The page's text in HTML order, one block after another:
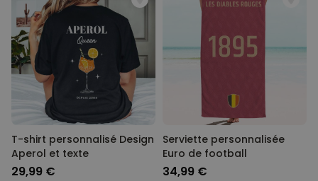
T-shirt personnalisé Design
Aperol et texte
29,99 €
Serviette personnalisée
Euro de football
34,99 €